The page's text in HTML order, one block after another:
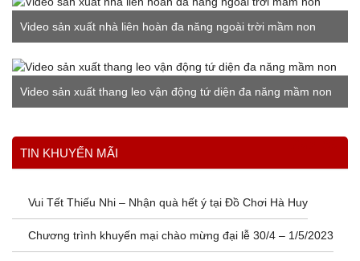
Video sản xuất nhà liên hoàn đa năng ngoài trời mầm non
Video sản xuất thang leo vận động tứ diện đa năng mầm non
Xem thêm
TIN KHUYẾN MÃI
Vui Tết Thiếu Nhi – Nhận quà hết ý tại Đồ Chơi Hà Huy
Chương trình khuyến mại chào mừng đại lễ 30/4 – 1/5/2023